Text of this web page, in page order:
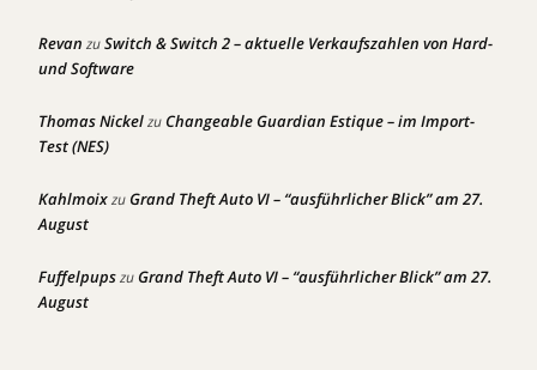
Revan zuSwitch & Switch 2 – aktuelle Verkaufszahlen von Hard-
und Software
Thomas NickelzuChangeable Guardian Estique – im Import-
Test (NES)
KahlmoixzuGrand Theft Auto VI – “ausführlicher Blick” am 27.
August
FuffelpupszuGrand Theft Auto VI – “ausführlicher Blick” am 27.
August